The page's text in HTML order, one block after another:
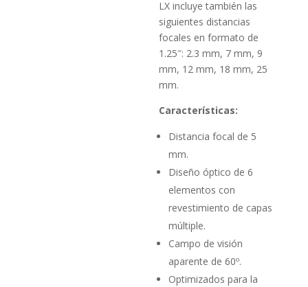
LX incluye también las
siguientes distancias
focales en formato de
1.25″: 2.3 mm, 7 mm, 9
mm, 12 mm, 18 mm, 25
mm.
Características:
Distancia focal de 5
mm.
Diseño óptico de 6
elementos con
revestimiento de capas
múltiple.
Campo de visión
aparente de 60º.
Optimizados para la